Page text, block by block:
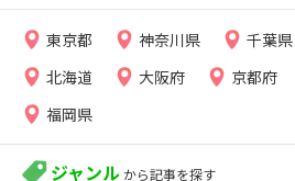
東京都 神奈川県 千葉県
北海道
大阪府 京都府
福岡県
ジャンル から記事を探す